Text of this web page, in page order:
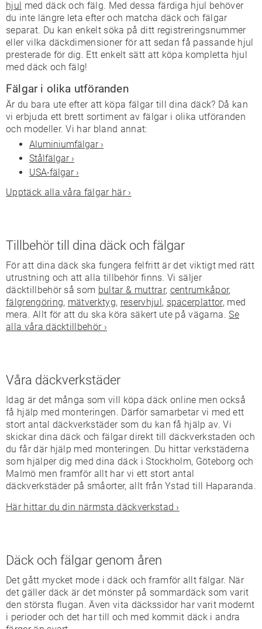
hjul med däck och fälg. Med dessa färdiga hjul behöver
du inte längre leta efter och matcha däck och fälgar
separat. Du kan enkelt söka på ditt registreringsnummer
eller vilka däckdimensioner för att sedan få passande hjul
presterade för dig. Ett enkelt sätt att köpa kompletta hjul
med däck och fälg!
Fälgar i olika utföranden
Är du bara ute efter att köpa fälgar till dina däck? Då kan
vi erbjuda ett brett sortiment av fälgar i olika utföranden
och modeller. Vi har bland annat:
Aluminiumfälgar ›
Stålfälgar ›
USA-fälgar ›
Upptäck alla våra fälgar här ›
Tillbehör till dina däck och fälgar
För att dina däck ska fungera felfritt är det viktigt med rätt
utrustning och att alla tillbehör finns. Vi säljer
däcktillbehör så som bultar & muttrar, centrumkåpor,
fälgrengöring, mätverktyg, reservhjul, spacerplattor, med
mera. Allt för att du ska köra säkert ute på vägarna.Se
alla våra däcktillbehör ›
Våra däckverkstäder
Idag är det många som vill köpa däck online men också
få hjälp med monteringen. Därför samarbetar vi med ett
stort antal däckverkstäder som du kan få hjälp av. Vi
skickar dina däck och fälgar direkt till däckverkstaden och
du får där hjälp med monteringen. Du hittar verkstäderna
som hjälper dig med dina däck i Stockholm, Göteborg och
Malmö men framför allt har vi ett stort antal
däckverkstäder på småorter, allt från Ystad till Haparanda.
Här hittar du din närmsta däckverkstad ›
Däck och fälgar genom åren
Det gått mycket mode i däck och framför allt fälgar. När
det gäller däck är det mönster på sommardäck som varit
den största flugan. Även vita däckssidor har varit modernt
i perioder och det har till och med kommit däck i andra